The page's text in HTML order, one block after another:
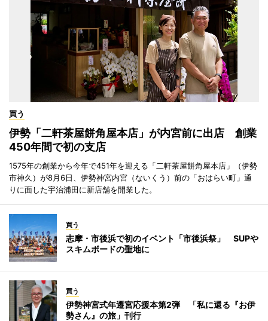
買う
伊勢「二軒茶屋餅角屋本店」が内宮前に出店 創業
450年間で初の支店
1575年の創業から今年で451年を迎える「二軒茶屋餅角屋本店」（伊勢
市神久）が8月6日、伊勢神宮内宮（ないくう）前の「おはらい町」通
りに面した宇治浦田に新店舗を開業した。
買う
志摩・市後浜で初のイベント「市後浜祭」 SUPや
スキムボードの聖地に
買う
伊勢神宮式年遷宮応援本第2弾 「私に還る『お伊
勢さん』の旅」刊行